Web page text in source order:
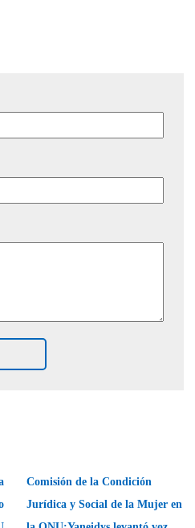
Comisión de la Condición
Jurídica y Social de la Mujer en